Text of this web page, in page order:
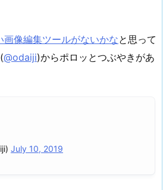
像編集ツールがないかなと思って
@odaiji)からポロッとつぶやきがあ
July 10, 2019